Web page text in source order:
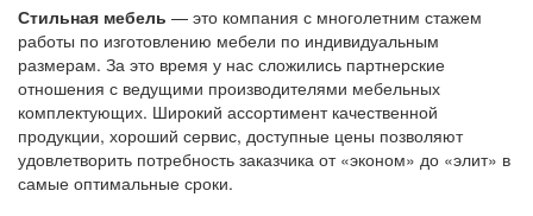
Стильная мебель — это компания с многолетним стажем
работы по изготовлению мебели по индивидуальным
размерам. За это время у нас сложились партнерские
отношения с ведущими производителями мебельных
комплектующих. Широкий ассортимент качественной
продукции, хороший сервис, доступные цены позволяют
удовлетворить потребность заказчика от «эконом» до «элит» в
самые оптимальные сроки.